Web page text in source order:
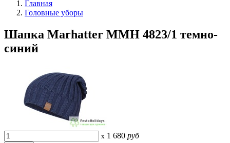
Главная
Головные уборы
Шапка Marhatter MMH 4823/1 темно-
синий
x 1 680 руб